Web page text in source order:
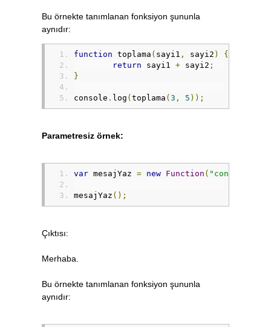
Bu örnekte tanımlanan fonksiyon şununla
aynıdır:
function toplama ( sayi1 , sayi2 )
{
return sayi1 + sayi2 ;
}
console . log (toplama (3 , 5 ));
Parametresiz örnek:
var mesajYaz = new Function (
mesajYaz ();
Çıktısı:
Merhaba.
Bu örnekte tanımlanan fonksiyon şununla
aynıdır: